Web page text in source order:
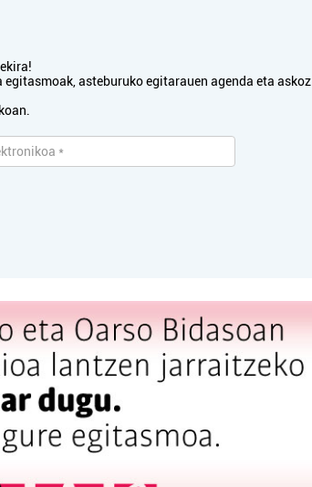
asteburuko egitarauen agenda eta askoz